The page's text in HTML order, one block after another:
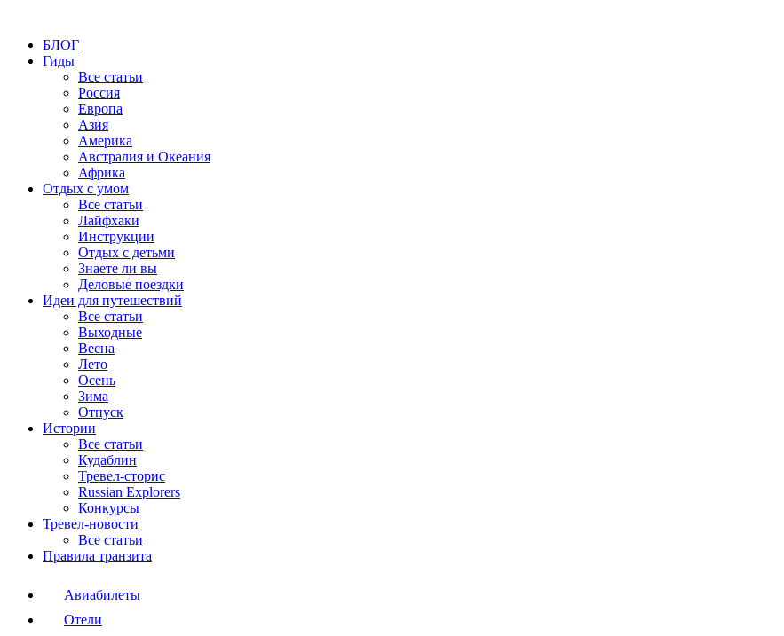
БЛОГ
Гиды
Все статьи
Россия
Европа
Азия
Америка
Австралия и Океания
Африка
Отдых с умом
Все статьи
Лайфхаки
Инструкции
Отдых с детьми
Знаете ли вы
Деловые поездки
Идеи для путешествий
Все статьи
Выходные
Весна
Лето
Осень
Зима
Отпуск
Истории
Все статьи
Кудаблин
Тревел-сторис
Russian Explorers
Конкурсы
Тревел-новости
Все статьи
Правила транзита
Авиабилеты
Отели